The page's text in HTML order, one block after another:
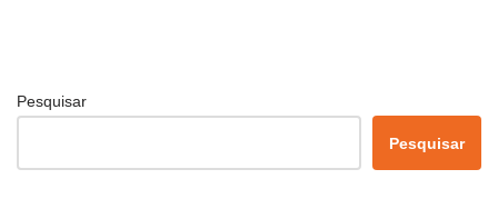
Pesquisar
Pesquisar